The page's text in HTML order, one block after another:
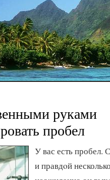
руками
пробел
У вас есть пробел.
и правдοй